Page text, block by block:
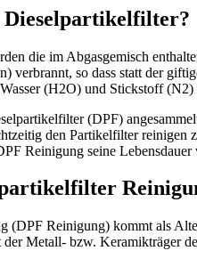
die im Abgasgemisch
verbrannt, so dass statt der
(H2O) und Stickstoff (N2)
(DPF)
den Partikelfilter
Reinigung seine Lebensdauer
(DPF Reinigung) kommt als
Metall- bzw. Keramikträger